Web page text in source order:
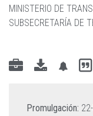
MINISTERIO DE
SUBSECRETARÍA DE
Promulgación: